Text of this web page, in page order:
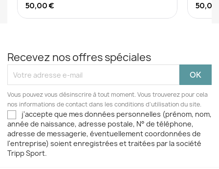
50,00 €
50,00
Recevez nos offres spéciales
Vous pouvez vous désinscrire à tout moment. Vous trouverez pour cela
nos informations de contact dans les conditions d'utilisation du site.
j'accepte que mes données personnelles (prénom, nom,
année de naissance, adresse postale, N° de téléphone,
adresse de messagerie, éventuellement coordonnées de
l'entreprise) soient enregistrées et traitées par la société
Tripp Sport.